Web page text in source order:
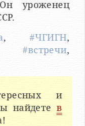
уроженец
,#ЧГИГН,
#встречи,
и
найдете в